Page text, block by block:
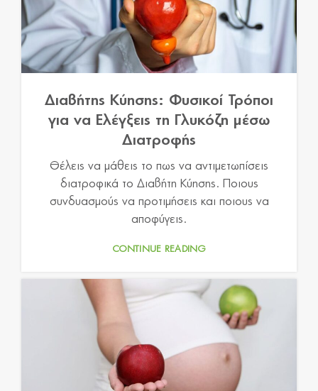
Διαβήτης Κύησης: Φυσικοί Τρόποι
για να Ελέγξεις τη Γλυκόζη μέσω
Διατροφής
Θέλεις να μάθεις το πως να αντιμετωπίσεις
διατροφικά το Διαβήτη Κύησης. Ποιους
συνδυασμούς να προτιμήσεις και ποιους να
αποφύγεις.
CONTINUE READING